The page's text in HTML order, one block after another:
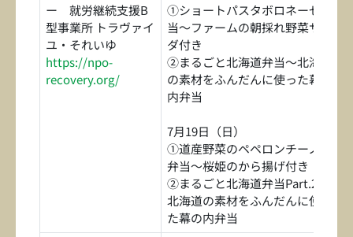
ー 就労継続支援B
型事業所 トラヴァイ
ユ・それいゆ
https://npo-
recovery.org/
①ショートパスタボロネーゼ弁
当～ファームの朝採れ野菜サラ
ダ付き
②まるごと北海道弁当～北海道
の素材をふんだんに使った幕の
内弁当
7月19日（日）
①道産野菜のペペロンチーノ風
弁当～桜姫のから揚げ付き
②まるごと北海道弁当Part.2～
北海道の素材をふんだんに使っ
た幕の内弁当